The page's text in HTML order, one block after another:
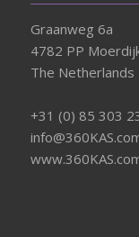
Graanweg 6a
4782 PP
The Netherlands
+31 (0) 85 303